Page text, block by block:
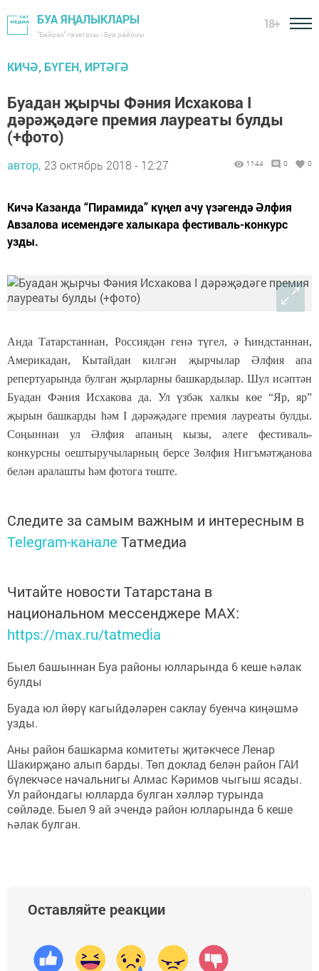
БУА ЯҢАЛЫКЛАРЫ
"Байрак" газетасы - Буа районы
18+
КИЧӘ, БҮГЕН, ИРТӘГӘ
Буадан җырчы Фәния Исхакова I
дәрәҗәдәге премия лауреаты булды
(+фото)
автор, 23 октябрь 2018 - 12:27 1144 0 0
Кичә Казанда “Пирамида” күңел ачу үзәгендә Әлфия
Авзалова исемендәге халыкара фестиваль-конкурс
узды.
Анда Татарстаннан, Россиядән генә түгел, ә Һиндстаннан,
Америкадан, Кытайдан килгән җырчылар Әлфия апа
репертуарында булган җырларны башкардылар. Шул исәптән
Буадан Фәния Исхакова да. Ул үзбәк халкы көе “Яр, яр”
җырын башкарды һәм I дәрәҗәдәге премия лауреаты булды.
Соңыннан ул Әлфия апаның кызы, әлеге фестиваль-
конкурсны оештыручыларның берсе Зөлфия Нигъмәтҗанова
белән аралашты һәм фотога төште.
Следите за самым важным и интересным в
Telegram-канале Татмедиа
Читайте новости Татарстана в
национальном мессенджере MАХ:
https://max.ru/tatmedia
Быел башыннан Буа районы юлларында 6 кеше һәлак
булды
Буада юл йөрү кагыйдәләрен саклау буенча киңәшмә
узды.
Аны район башкарма комитеты җитәкчесе Ленар
Шакирҗано алып барды. Төп доклад белән район ГАИ
бүлекчәсе начальнигы Алмас Кәримов чыгыш ясады.
Ул райондагы юлларда булган хәлләр турында
сөйләде. Быел 9 ай эчендә район юлларында 6 кеше
һәлак булган.
Оставляйте реакции